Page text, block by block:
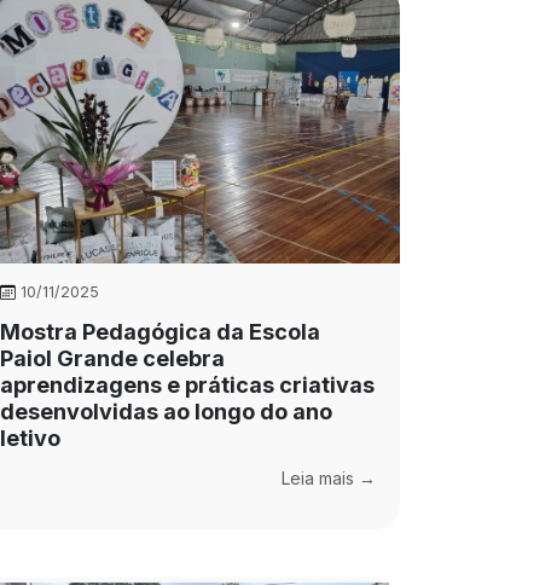
10/11/2025
Mostra Pedagógica da Escola
Paiol Grande celebra
aprendizagens e práticas criativas
desenvolvidas ao longo do ano
letivo
Leia mais →